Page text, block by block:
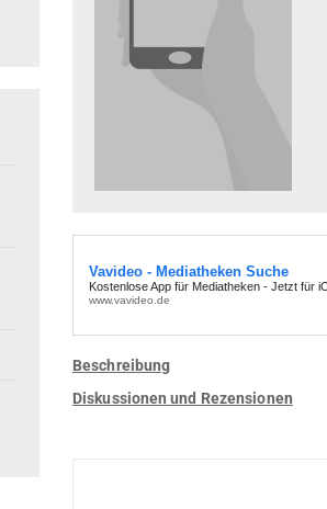
Beschreibung
Diskussionen und Rezensionen